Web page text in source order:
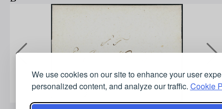
We use cookies on our site to enhance your user
personalized content, and analyze our traffic. Cookie